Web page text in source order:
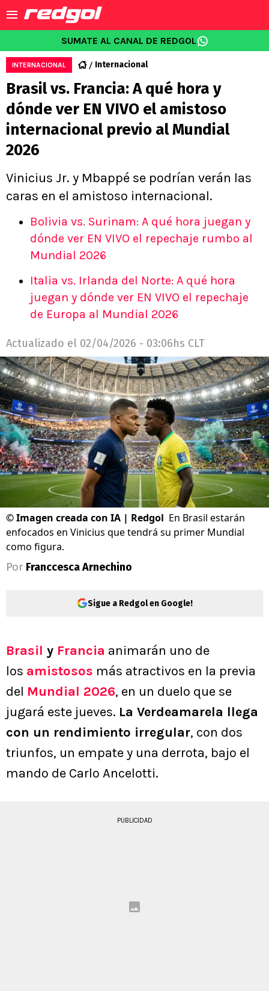
SUMATE AL CANAL DE REDGOL
INTERNACIONAL Internacional
Brasil vs. Francia: A qué hora y
dónde ver EN VIVO el amistoso
internacional previo al Mundial
2026
Vinicius Jr. y Mbappé se podrían verán las
caras en el amistoso internacional.
Bolivia vs. Surinam: A qué hora juegan y
dónde ver EN VIVO el repechaje rumbo al
Mundial 2026
Italia vs. Irlanda del Norte: A qué hora
juegan y dónde ver EN VIVO el repechaje
de Europa al Mundial 2026
Actualizado el 02/04/2026 - 03:06hs CLT
©Imagen creada con IA | Redgol En Brasil estarán
enfocados en Vinicius que tendrá su primer Mundial
como figura.
Por Franccesca Arnechino
Sigue a Redgol en Google!
Brasil y Francia animarán uno de
los amistosos más atractivos en la previa
del Mundial 2026, en un duelo que se
jugará este jueves. La Verdeamarela llega
con un rendimiento irregular, con dos
triunfos, un empate y una derrota, bajo el
mando de Carlo Ancelotti.
PUBLICIDAD